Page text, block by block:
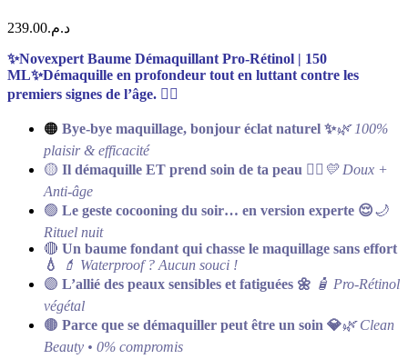
د.م.239.00
✨Novexpert Baume Démaquillant Pro-Rétinol | 150
ML✨Démaquille en profondeur tout en luttant contre les
premiers signes de l’âge. 💆‍♀️
🟠 Bye-bye maquillage, bonjour éclat naturel ✨🌿 100%
plaisir & efficacité
🟡 Il démaquille ET prend soin de ta peau 💆‍♀️ 💛 Doux +
Anti-âge
🟢 Le geste cocooning du soir… en version experte 😌🌙
Rituel nuit
🔴 Un baume fondant qui chasse le maquillage sans effort
💧
💄 Waterproof ? Aucun souci !
🟣 L’allié des peaux sensibles et fatiguées 🌼 🧴 Pro-Rétinol
végétal
🟤 Parce que se démaquiller peut être un soin 💎🌿 Clean
Beauty • 0% compromis